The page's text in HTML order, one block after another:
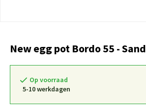
New egg pot Bordo 55 - Sand
Op voorraad
5-10 werkdagen